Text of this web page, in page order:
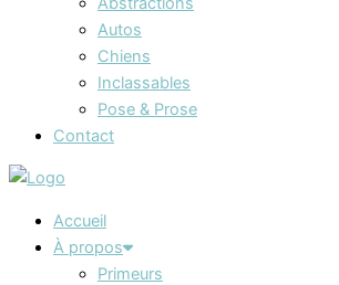
Autos
Chiens
Inclassables
Pose & Prose
Contact
Accueil
À propos
Primeurs